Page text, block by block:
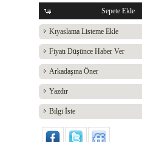
Sepete Ekle
Kıyaslama Listeme Ekle
Fiyatı Düşünce Haber Ver
Arkadaşına Öner
Yazdır
Bilgi İste